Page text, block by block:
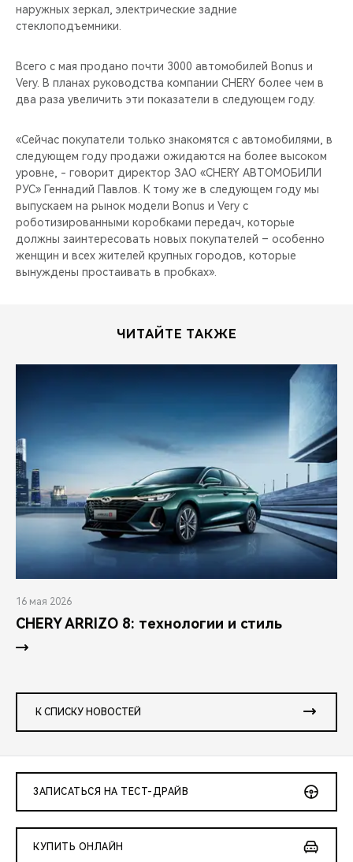
наружных зеркал, электрические задние
стеклоподъемники.
Всего с мая продано почти 3000 автомобилей Bonus и
Very. В планах руководства компании CHERY более чем в
два раза увеличить эти показатели в следующем году.
«Сейчас покупатели только знакомятся с автомобилями, в
следующем году продажи ожидаются на более высоком
уровне, - говорит директор ЗАО «CHERY АВТОМОБИЛИ
РУС» Геннадий Павлов. К тому же в следующем году мы
выпускаем на рынок модели Bonus и Very с
роботизированными коробками передач, которые
должны заинтересовать новых покупателей – особенно
женщин и всех жителей крупных городов, которые
вынуждены простаивать в пробках».
ЧИТАЙТЕ ТАКЖЕ
16 мая 2026
CHERY ARRIZO 8: технологии и стиль
К СПИСКУ НОВОСТЕЙ
ЗАПИСАТЬСЯ НА ТЕСТ-ДРАЙВ
КУПИТЬ ОНЛАЙН